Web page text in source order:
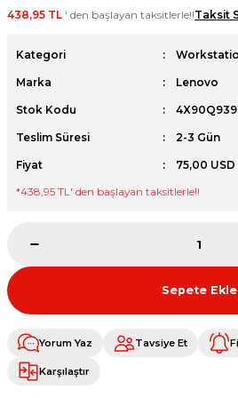
438,95 TL ' den başlayan taksitlerle!!Taksit
Kategori
Marka Lenovo
Stok Kodu
Teslim Süresi 2-3 Gün
Fiyat
75,00 USD
*438,95 TL' den başlayan taksitlerle!!
Sepete Ekle
Yorum Yaz Tavsiye Et
Karşılaştır